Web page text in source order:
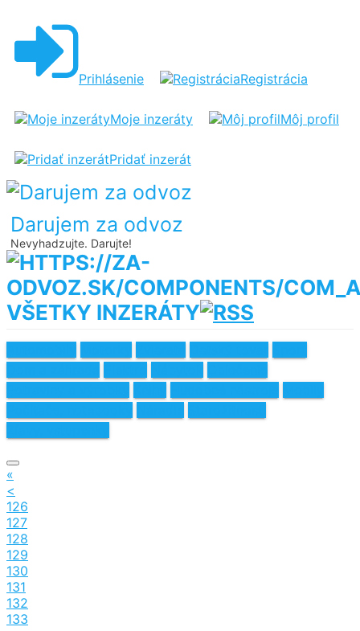
Prihlásenie Registrácia
Moje inzeráty Môj profil
Pridať inzerát
Darujem za odvoz
Nevyhadzujte. Darujte!
VŠETKY INZERÁTY
«
<
126
127
128
129
130
131
132
133